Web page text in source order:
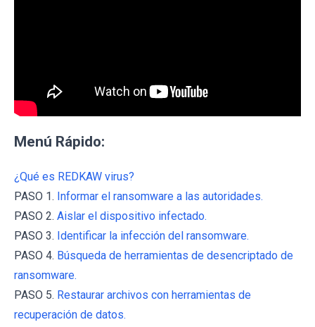
Menú Rápido:
¿Qué es REDKAW virus?
PASO 1. Informar el ransomware a las autoridades.
PASO 2. Aislar el dispositivo infectado.
PASO 3. Identificar la infección del ransomware.
PASO 4. Búsqueda de herramientas de desencriptado de
ransomware.
PASO 5. Restaurar archivos con herramientas de
recuperación de datos.